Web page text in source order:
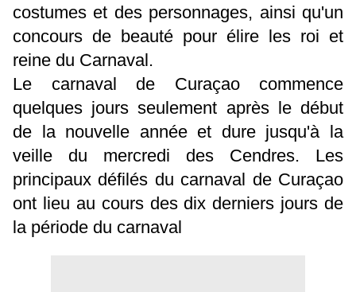
costumes et des personnages, ainsi qu'un
concours de beauté pour élire les roi et
reine du Carnaval.
Le carnaval de Curaçao commence
quelques jours seulement après le début
de la nouvelle année et dure jusqu'à la
veille du mercredi des Cendres. Les
principaux défilés du carnaval de Curaçao
ont lieu au cours des dix derniers jours de
la période du carnaval